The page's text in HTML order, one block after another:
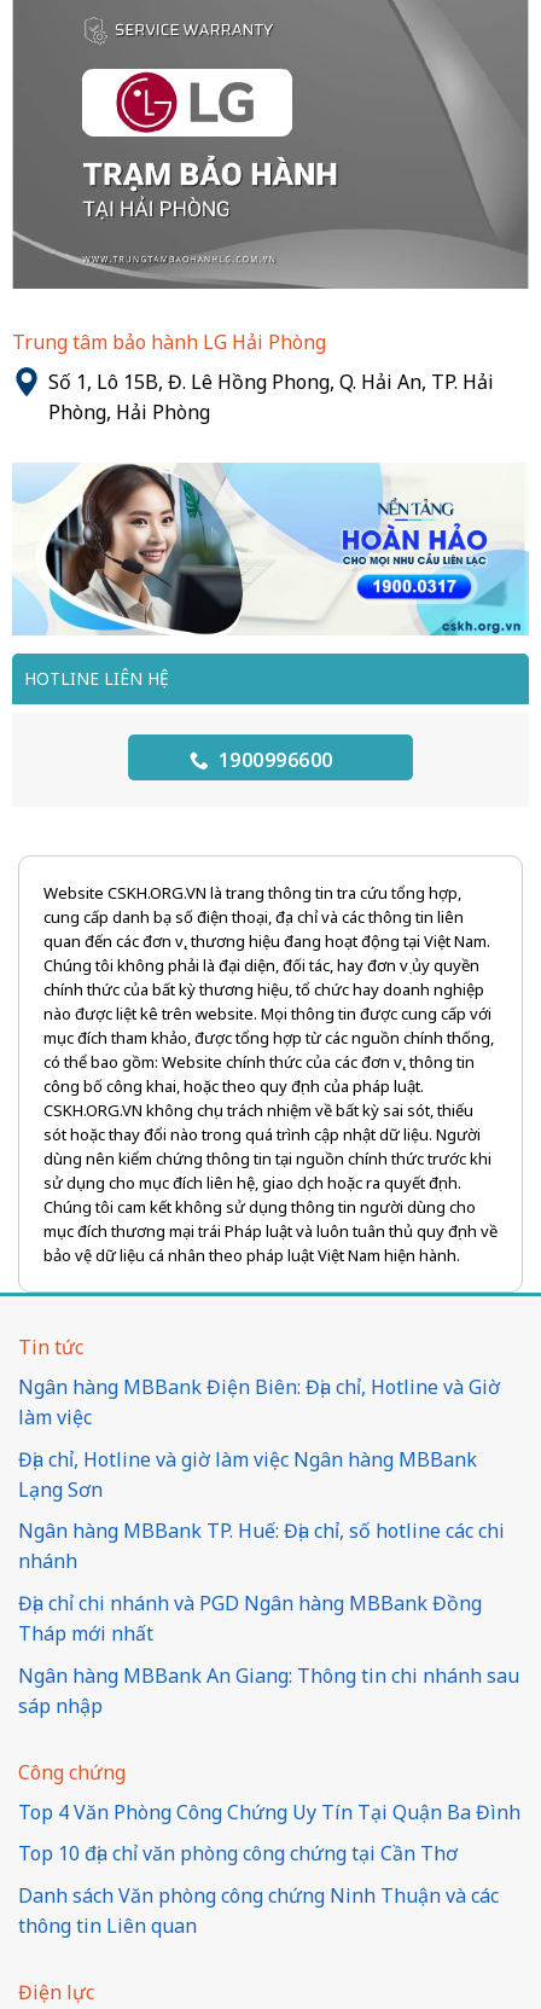
Trung tâm bảo hành LG Hải Phòng
Số 1, Lô 15B, Đ. Lê Hồng Phong, Q. Hải An, TP. Hải
Phòng, Hải Phòng
HOTLINE LIÊN HỆ
1900996600
Website CSKH.ORG.VN là trang thông tin tra cứu tổng hợp,
cung cấp danh bạ số điện thoại, địa chỉ và các thông tin liên
quan đến các đơn vị, thương hiệu đang hoạt động tại Việt Nam.
Chúng tôi không phải là đại diện, đối tác, hay đơn vị ủy quyền
chính thức của bất kỳ thương hiệu, tổ chức hay doanh nghiệp
nào được liệt kê trên website. Mọi thông tin được cung cấp với
mục đích tham khảo, được tổng hợp từ các nguồn chính thống,
có thể bao gồm: Website chính thức của các đơn vị, thông tin
công bố công khai, hoặc theo quy định của pháp luật.
CSKH.ORG.VN không chịu trách nhiệm về bất kỳ sai sót, thiếu
sót hoặc thay đổi nào trong quá trình cập nhật dữ liệu. Người
dùng nên kiểm chứng thông tin tại nguồn chính thức trước khi
sử dụng cho mục đích liên hệ, giao dịch hoặc ra quyết định.
Chúng tôi cam kết không sử dụng thông tin người dùng cho
mục đích thương mại trái Pháp luật và luôn tuân thủ quy định về
bảo vệ dữ liệu cá nhân theo pháp luật Việt Nam hiện hành.
Tin tức
Ngân hàng MBBank Điện Biên: Địa chỉ, Hotline và Giờ
làm việc
Địa chỉ, Hotline và giờ làm việc Ngân hàng MBBank
Lạng Sơn
Ngân hàng MBBank TP. Huế: Địa chỉ, số hotline các chi
nhánh
Địa chỉ chi nhánh và PGD Ngân hàng MBBank Đồng
Tháp mới nhất
Ngân hàng MBBank An Giang: Thông tin chi nhánh sau
sáp nhập
Công chứng
Top 4 Văn Phòng Công Chứng Uy Tín Tại Quận Ba Đình
Top 10 địa chỉ văn phòng công chứng tại Cần Thơ
Danh sách Văn phòng công chứng Ninh Thuận và các
thông tin Liên quan
Điện lực